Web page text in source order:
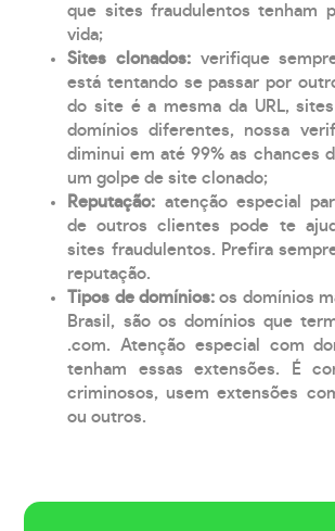
que sites fraudulentos tenham
vida;
Sites clonados: verifique
está tentando se passar por
do site é a mesma da URL,
domínios diferentes, nossa
diminui em até 99% as chances
um golpe de site clonado;
Reputação: atenção especial
de outros clientes pode te
sites fraudulentos. Prefira
reputação.
Tipos de domínios:os domínios
Brasil, são os domínios que
.com. Atenção especial com
tenham essas extensões. É
criminosos, usem extensões
ou outros.